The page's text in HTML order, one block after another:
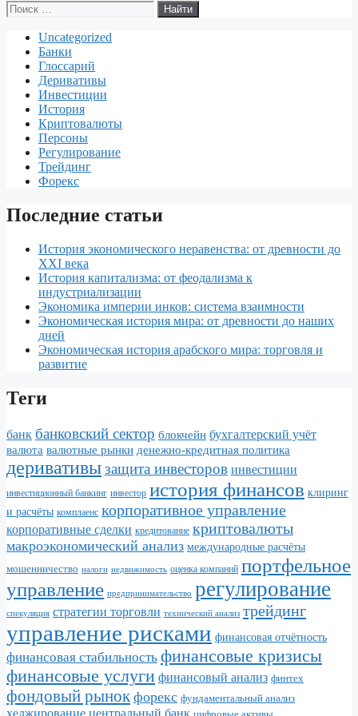
k
Ire
d
т
Поиск:
Uncategorized
Банки
Глоссарий
Деривативы
Инвестиции
История
Криптовалюты
Персоны
Регулирование
Трейдинг
Форекс
Последние статьи
История экономического неравенства: от древности до
XXI века
История капитализма: от феодализма к
индустриализации
Экономика империи инков: система взаимности
Экономическая история мира: от древности до наших
дней
Экономическая история арабского мира: торговля и
развитие
Теги
банк банковский сектор блокчейн бухгалтерский учёт
валюта валютные рынки денежно-кредитная политика
деривативы защита инвесторов инвестиции
инвестиционный банкинг инвестор история финансов клиринг
и расчёты комплаенс корпоративное управление
корпоративные сделки кредитование криптовалюты
макроэкономический анализ международные расчёты
мошенничество налоги недвижимость оценка компаний портфельное
управление предпринимательство регулирование
спекуляция стратегии торговли технический анализ трейдинг
управление рисками финансовая отчётность
финансовая стабильность финансовые кризисы
финансовые услуги финансовый анализ финтех
фондовый рынок форекс фундаментальный анализ
хеджирование центральный банк